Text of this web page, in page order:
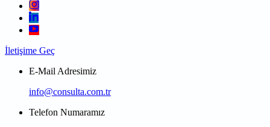
İletişime Geç
E-Mail Adresimiz
info@consulta.com.tr
Telefon Numaramız